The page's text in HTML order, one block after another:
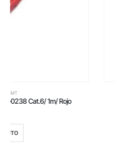
Cable de Red RJ45 UTP